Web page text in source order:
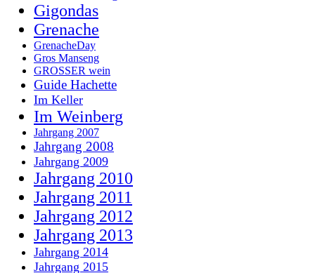
Gigondas
Grenache
GrenacheDay
Gros Manseng
GROSSER wein
Guide Hachette
Im Keller
Im Weinberg
Jahrgang 2007
Jahrgang 2008
Jahrgang 2009
Jahrgang 2010
Jahrgang 2011
Jahrgang 2012
Jahrgang 2013
Jahrgang 2014
Jahrgang 2015